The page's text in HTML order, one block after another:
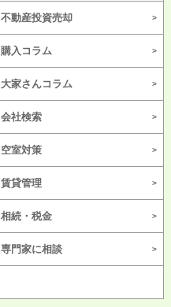
不動産投資売却
購入コラム
大家さんコラム
会社検索
空室対策
賃貸管理
相続・税金
専門家に相談